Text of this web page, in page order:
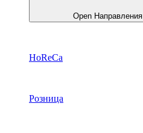
Open Направления
HoReCa
Розница